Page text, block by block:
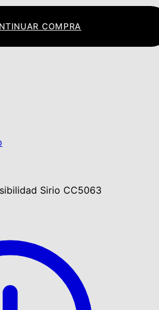
COMPRA
Sirio CC5063